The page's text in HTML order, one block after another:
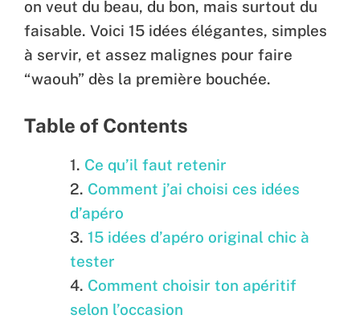
on veut du beau, du bon, mais surtout du
faisable. Voici 15 idées élégantes, simples
à servir, et assez malignes pour faire
“waouh” dès la première bouchée.
Table of Contents
Ce qu’il faut retenir
Comment j’ai choisi ces idées
d’apéro
15 idées d’apéro original chic à
tester
Comment choisir ton apéritif
selon l’occasion